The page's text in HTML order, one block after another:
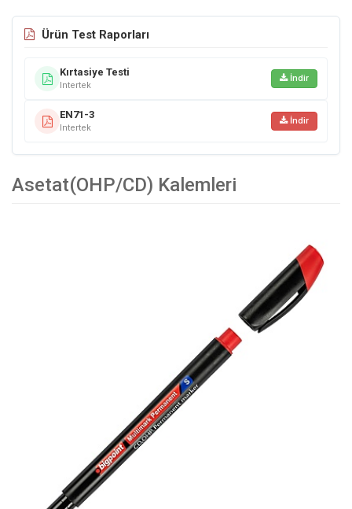
Ürün Test Raporları
Kırtasiye Testi
Intertek
İndir
EN71-3
Intertek
İndir
Asetat(OHP/CD) Kalemleri